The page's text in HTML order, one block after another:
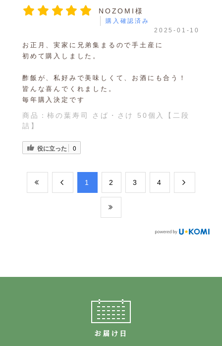
NOZOMI様
購入確認済み
2025-01-10
お正月、実家に兄弟集まるので手土産に
初めて購入しました。
酢飯が、私好みで美味しくて、お酒にも合う！
皆んな喜んでくれました。
毎年購入決定です
商品：柿の葉寿司 さば・さけ 50個入【二段
詰】
役に立った 0
​1 ​2 ​3 ​4
お届け日